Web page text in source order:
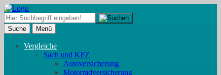
Suche Menü
Vergleiche
Sach und KFZ
Autoversicherung
Motorradversicherung